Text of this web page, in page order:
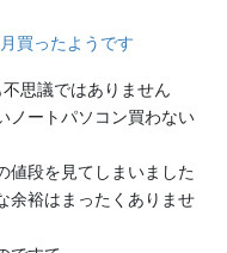
買ったようです
思議ではありません
ノートパソコン買わない
値段を見てしまいました
余裕はまったくありませ